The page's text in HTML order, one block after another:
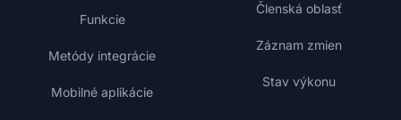
Funkcie
Metódy integrácie
Mobilné aplikácie
Členská oblasť
Záznam zmien
Stav výkonu